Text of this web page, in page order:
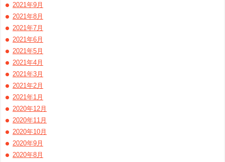
2021年9月
2021年8月
2021年7月
2021年6月
2021年5月
2021年4月
2021年3月
2021年2月
2021年1月
2020年12月
2020年11月
2020年10月
2020年9月
2020年8月